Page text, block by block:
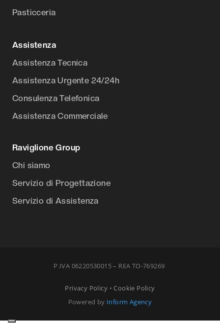
Pasticceria
Assistenza
Assistenza Tecnica
Assistenza Urgente 24/24h
Consulenza Telefonica
Assistenza Commerciale
Raviglione Group
Chi siamo
Servizio di Progettazione
Servizio di Assistenza
P.IVA 06220530015 – REA TO-769269
Privacy Policy • Cookie Policy
Powered by Inform Agency